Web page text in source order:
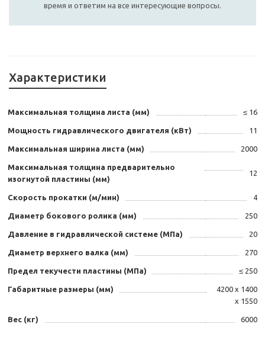
время и ответим на все интересующие вопросы.
Характеристики
Максимальная толщина листа (мм) ≤ 16
Мощность гидравлического двигателя (кВт) 11
Максимальная ширина листа (мм) 2000
Максимальная толщина предварительно
изогнутой пластины (мм)
12
Скорость прокатки (м/мин) 4
Диаметр бокового ролика (мм) 250
Давление в гидравлической системе (МПа) 20
Диаметр верхнего валка (мм) 270
Предел текучести пластины (МПа) ≤ 250
Габаритные размеры (мм)
4200 х 1400
х 1550
Вес (кг) 6000